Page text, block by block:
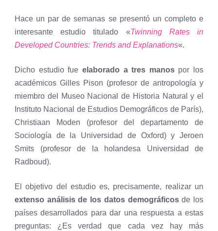
Hace un par de semanas se presentó un completo e
interesante estudio titulado «Twinning Rates in
Developed Countries: Trends and Explanations«.
Dicho estudio fue elaborado a tres manospor los
académicos Gilles Pison (profesor de antropología y
miembro del Museo Nacional de Historia Natural y el
Instituto Nacional de Estudios Demográficos de París),
Christiaan Moden (profesor del departamento de
Sociología de la Universidad de Oxford) y Jeroen
Smits (profesor de la holandesa Universidad de
Radboud).
El objetivo del estudio es, precisamente, realizar un
extenso análisis de los datos demográficosde los
países desarrollados para dar una respuesta a estas
preguntas: ¿Es verdad que cada vez hay más